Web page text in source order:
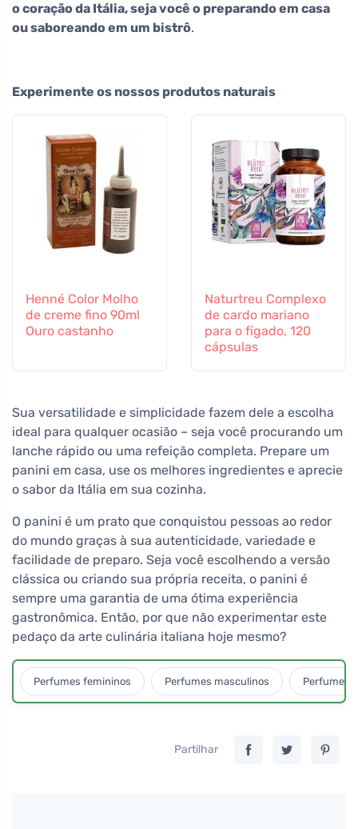
o coração da Itália, seja você o preparando em casa
ou saboreando em um bistrô.
Experimente os nossos produtos naturais
Henné Color Molho
de creme fino 90ml
Ouro castanho
Naturtreu Complexo
de cardo mariano
para o fígado, 120
cápsulas
Sua versatilidade e simplicidade fazem dele a escolha
ideal para qualquer ocasião – seja você procurando um
lanche rápido ou uma refeição completa. Prepare um
panini em casa, use os melhores ingredientes e aprecie
o sabor da Itália em sua cozinha.
O panini é um prato que conquistou pessoas ao redor
do mundo graças à sua autenticidade, variedade e
facilidade de preparo. Seja você escolhendo a versão
clássica ou criando sua própria receita, o panini é
sempre uma garantia de uma ótima experiência
gastronômica. Então, por que não experimentar este
pedaço da arte culinária italiana hoje mesmo?
Perfumes femininos Perfumes masculinos Perfumes
Partilhar